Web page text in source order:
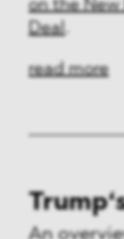
on the
Deal.
read more